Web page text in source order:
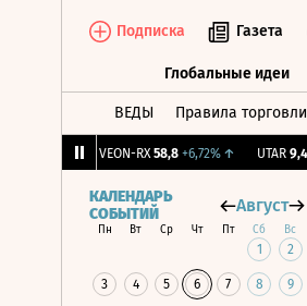
Подписка Газета
Глобальные идеи
ВЕДЫ Правила торговли
VEON-RX 58,8 +6,72%↑ UTAR 9,46
КАЛЕНДАРЬ
СОБЫТИЙ
Август
Пн Вт Ср Чт Пт Сб Вс
1 2
3 4 5 6 7 8 9